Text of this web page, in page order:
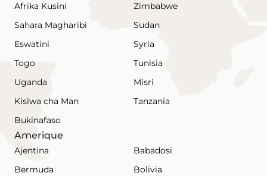
Afrika Kusini
Zimbabwe
Sahara Magharibi
Sudan
Eswatini
Syria
Togo
Tunisia
Uganda
Misri
Kisiwa cha Man
Tanzania
Bukinafaso
Amerique
Ajentina
Babadosi
Bermuda
Bolivia